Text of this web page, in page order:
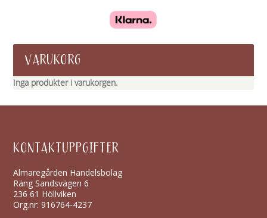
VARUKORG
Inga produkter i varukorgen.
KONTAKTUPPGIFTER
Almaregården Handelsbolag
Räng Sandsvägen 6
236 61 Höllviken
Org.nr: 916764-4237